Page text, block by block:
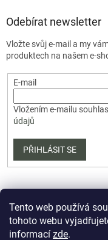
Tento web používá
tohoto webu
informací zde.
Odebírat newsletter
Vložte svůj e-mail a my
produktech na našem e-
E-mail
Vložením e-mailu
údajů
PŘIHLÁSIT SE